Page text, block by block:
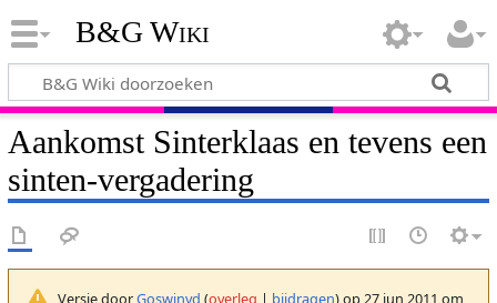
B&G Wiki
Aankomst Sinterklaas en tevens een
sinten-vergadering
Versie doorGoswinvd (overleg | bijdragen)op 27 jun 2011 om